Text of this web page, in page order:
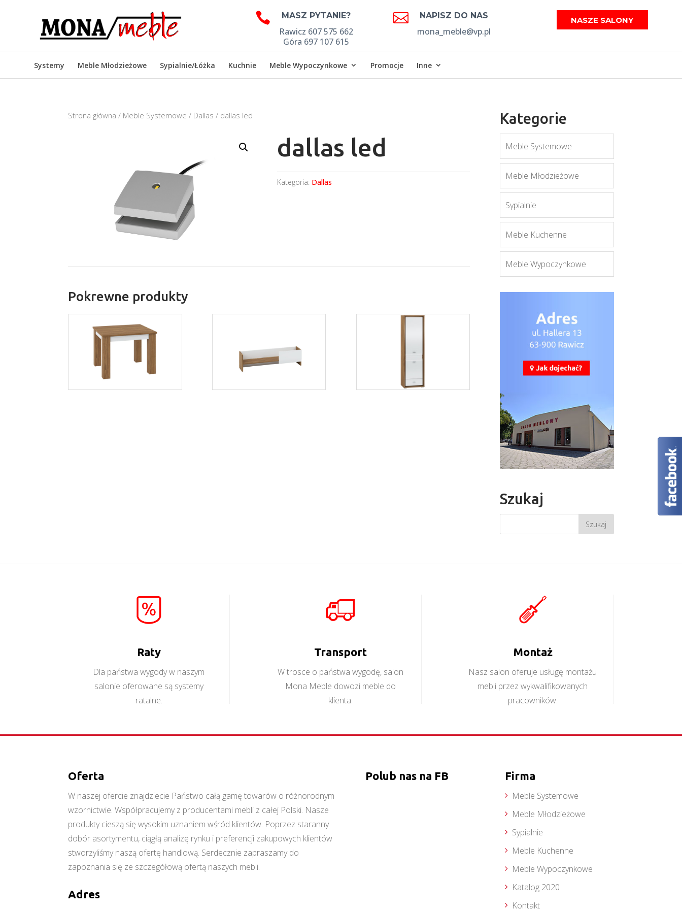
 MASZ PYTANIE?
Rawicz 607 575 662
Góra 697 107 615
 NAPISZ DO NAS
mona_meble@vp.pl
NASZE SALONY
Systemy Meble Młodzieżowe Sypialnie/Łóżka Kuchnie Meble Wypoczynkowe Promocje Inne
Strona główna / Meble Systemowe / Dallas / dallas led
dallas led
Kategoria: Dallas
Pokrewne produkty
Kategorie
Meble Systemowe
Meble Młodzieżowe
Sypialnie
Meble Kuchenne
Meble Wypoczynkowe
Szukaj
Raty
Dla państwa wygody w naszym
salonie oferowane są systemy
ratalne.
Transport
W trosce o państwa wygodę, salon
Mona Meble dowozi meble do
klienta.
Montaż
Nasz salon oferuje usługę montażu
mebli przez wykwalifikowanych
pracowników.
Oferta
W naszej ofercie znajdziecie Państwo całą gamę towarów o różnorodnym
wzornictwie. Współpracujemy z producentami mebli z całej Polski. Nasze
produkty cieszą się wysokim uznaniem wśród klientów. Poprzez staranny
dobór asortymentu, ciągłą analizę rynku i preferencji zakupowych klientów
stworzyliśmy naszą ofertę handlową. Serdecznie zapraszamy do
zapoznania się ze szczegółową ofertą naszych mebli.
Adres
Polub nas na FB Firma
Meble Systemowe
Meble Młodzieżowe
Sypialnie
Meble Kuchenne
Meble Wypoczynkowe
Katalog 2020
Kontakt